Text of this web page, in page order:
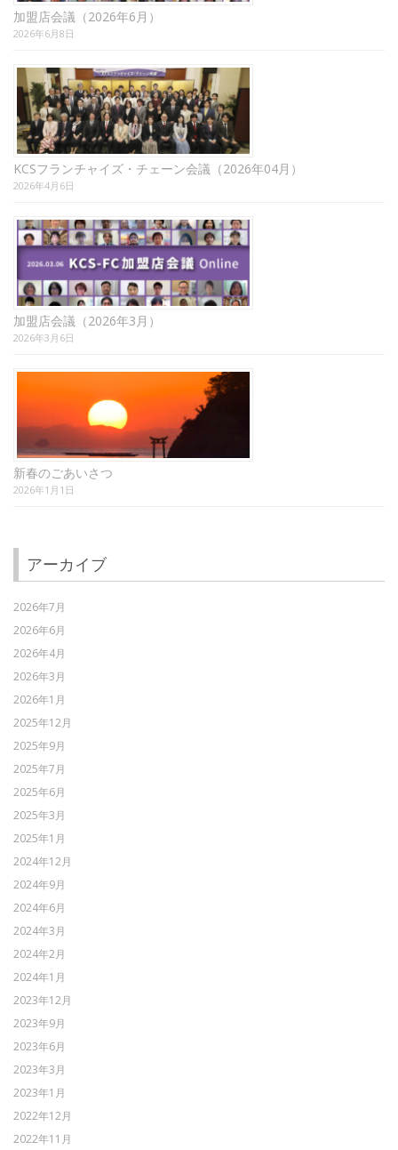
加盟店会議（2026年6月）
2026年6月8日
KCSフランチャイズ・チェーン会議（2026年04月）
2026年4月6日
加盟店会議（2026年3月）
2026年3月6日
新春のごあいさつ
2026年1月1日
アーカイブ
2026年7月
2026年6月
2026年4月
2026年3月
2026年1月
2025年12月
2025年9月
2025年7月
2025年6月
2025年3月
2025年1月
2024年12月
2024年9月
2024年6月
2024年3月
2024年2月
2024年1月
2023年12月
2023年9月
2023年6月
2023年3月
2023年1月
2022年12月
2022年11月